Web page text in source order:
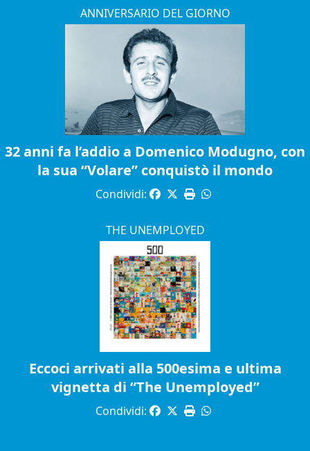
ANNIVERSARIO DEL GIORNO
32 anni fa l’addio a Domenico Modugno, con
la sua “Volare” conquistò il mondo
Condividi:
THE UNEMPLOYED
Eccoci arrivati alla 500esima e ultima
vignetta di “The Unemployed”
Condividi: